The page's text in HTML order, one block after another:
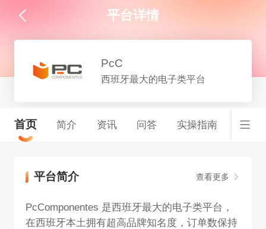
平台详情
PcC
西班牙最大的电子类平台
首页 简介 资讯 问答 实操指南
平台简介 查看更多
PcComponentes 是西班牙最大的电子类平台，
在西班牙本土拥有超高品牌知名度，订单数保持